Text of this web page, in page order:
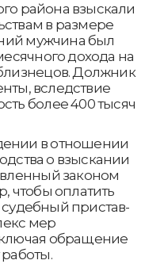
района взыскали
в размере
мужчина был
дохода на
Должник
вследствие
более 400 тысяч
в отношении
о взыскании
законом
чтобы оплатить
пристав-
мер
обращение